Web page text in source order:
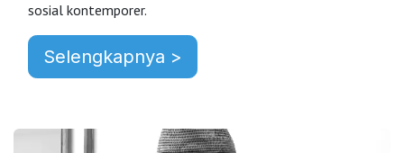
sosial kontemporer.
Selengkapnya >